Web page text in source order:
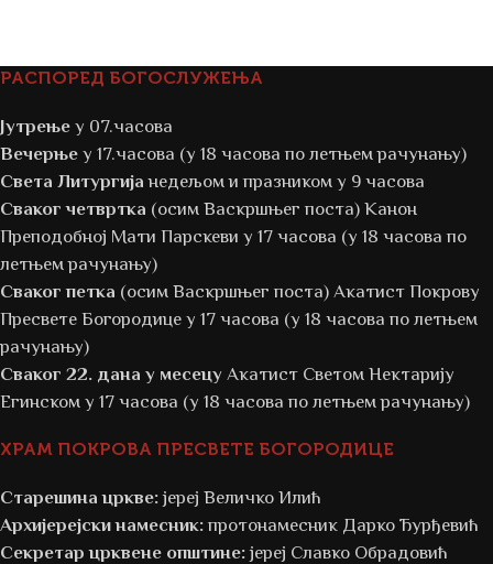
РАСПОРЕД БОГОСЛУЖЕЊА
Јутрење у 07.часова
Вечерње у 17.часова (у 18 часова по летњем рачунању)
Света Литургија недељом и празником у 9 часова
Сваког четвртка (осим Васкршњег поста) Канон
Преподобној Мати Парскеви у 17 часова (у 18 часова по
летњем рачунању)
Сваког петка (осим Васкршњег поста) Акатист Покрову
Пресвете Богородице у 17 часова (у 18 часова по летњем
рачунању)
Сваког 22. дана у месецу Акатист Светом Нектарију
Егинском у 17 часова (у 18 часова по летњем рачунању)
ХРАМ ПОКРОВА ПРЕСВЕТЕ БОГОРОДИЦЕ
Старешина цркве:јереј Величко Илић
Архијерејски намесник:протонамесник Дарко Ђурђевић
Секретар црквене општине:јереј Славко Обрадовић